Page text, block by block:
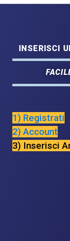
INSERISCI
1) Registrati
2) Account
3) Inserisci